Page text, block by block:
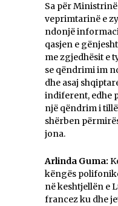
Sa për
veprimtarinë e
ndonjë
qasjen e
me zgjedhësit e
se qëndrimi im
dhe asaj
indiferent, edhe
një qëndrim i
shërben
jona.
Arlinda Guma:
këngës
në keshtjellën e
francez ku dhe